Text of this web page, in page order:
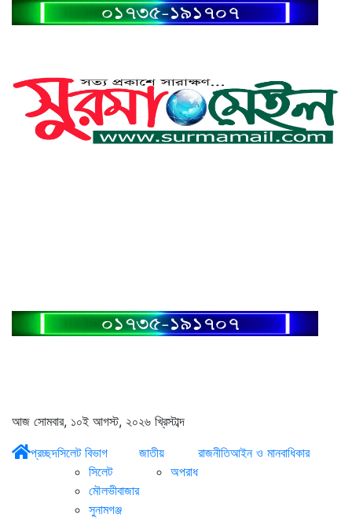
আজ সোমবার, ১০ই আগস্ট, ২০২৬ খ্রিস্টাব্দ
প্রচ্ছদসিলেট বিভাগ
সিলেট
মৌলভীবাজার
সুনামগঞ্জ
জাতীয়
অপরাধ
রাজনীতিআইন ও মানবাধিকার